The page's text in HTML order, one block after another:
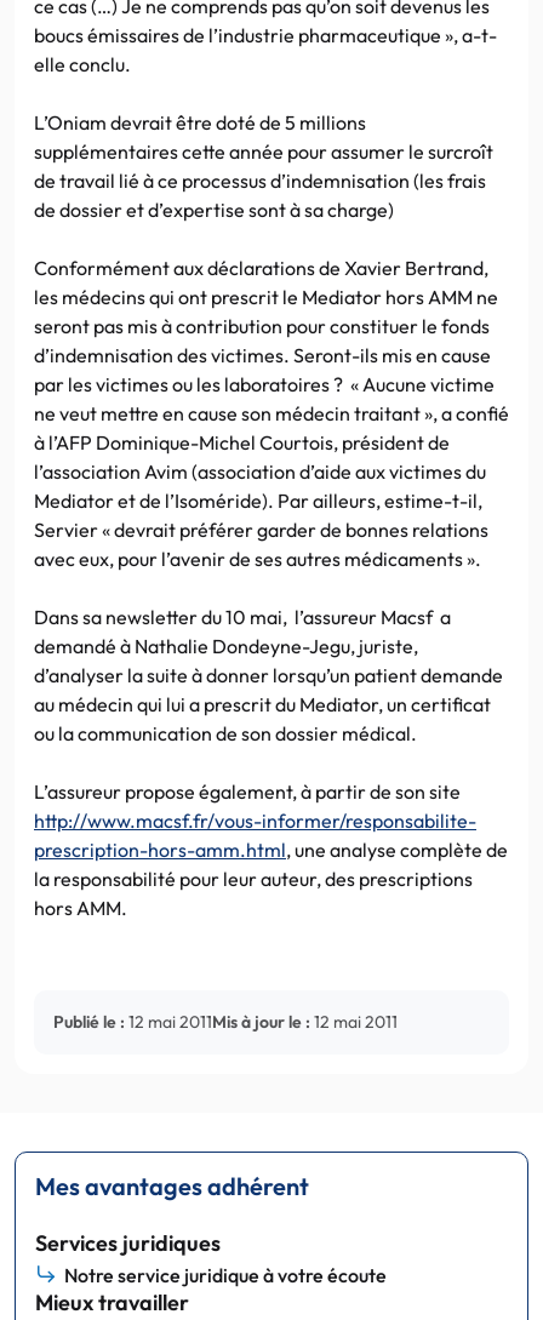
ce cas (…) Je ne comprends pas qu’on soit devenus les
boucs émissaires de l’industrie pharmaceutique », a-t-
elle conclu.
L’Oniam devrait être doté de 5 millions
supplémentaires cette année pour assumer le surcroît
de travail lié à ce processus d’indemnisation (les frais
de dossier et d’expertise sont à sa charge)
Conformément aux déclarations de Xavier Bertrand,
les médecins qui ont prescrit le Mediator hors AMM ne
seront pas mis à contribution pour constituer le fonds
d’indemnisation des victimes. Seront-ils mis en cause
par les victimes ou les laboratoires ? « Aucune victime
ne veut mettre en cause son médecin traitant », a confié
à l’AFP Dominique-Michel Courtois, président de
l’association Avim (association d’aide aux victimes du
Mediator et de l’Isoméride). Par ailleurs, estime-t-il,
Servier « devrait préférer garder de bonnes relations
avec eux, pour l’avenir de ses autres médicaments ».
Dans sa newsletter du 10 mai, l’assureur Macsf a
demandé à Nathalie Dondeyne-Jegu, juriste,
d’analyser la suite à donner lorsqu’un patient demande
au médecin qui lui a prescrit du Mediator, un certificat
ou la communication de son dossier médical.
L’assureur propose également, à partir de son site
http://www.macsf.fr/vous-informer/responsabilite-
prescription-hors-amm.html, une analyse complète de
la responsabilité pour leur auteur, des prescriptions
hors AMM.
Publié le : 12 mai 2011Mis à jour le : 12 mai 2011
Mes avantages adhérent
Services juridiques
Notre service juridique à votre écoute
Mieux travailler